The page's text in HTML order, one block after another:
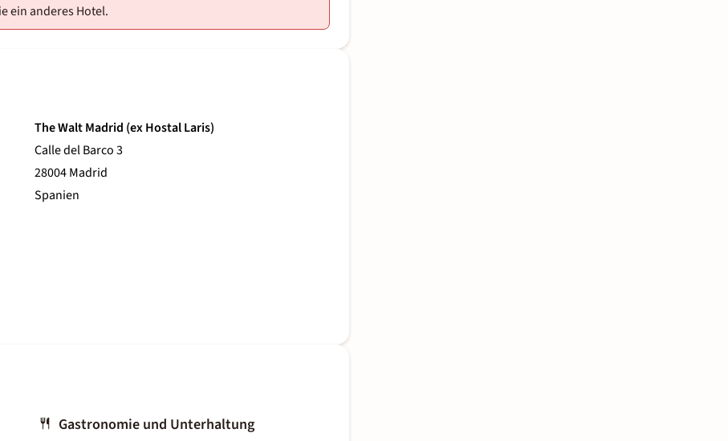
ein anderes Hotel.
The Walt Madrid (ex Hostal Laris)
Calle del Barco 3
28004 Madrid
Spanien
Gastronomie und Unterhaltung